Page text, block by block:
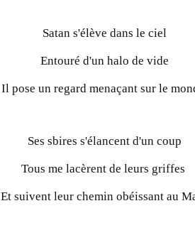
Satan s'élève dans le ciel
Entouré d'un halo de vide
Il pose un regard menaçant sur le
Ses sbires s'élancent d'un coup
Tous me lacèrent de leurs griffes
Et suivent leur chemin obéissant au